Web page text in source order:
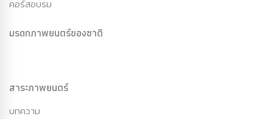
คอร์สอบรม
มรดกภาพยนตร์ของชาติ
สาระภาพยนตร์
บทความ